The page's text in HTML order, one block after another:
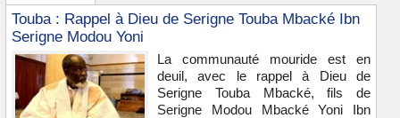
Touba : Rappel à Dieu de Serigne Touba Mbacké Ibn
Serigne Modou Yoni
La communauté mouride est en
deuil, avec le rappel à Dieu de
Serigne Touba Mbacké, fils de
Serigne Modou Mbacké Yoni Ibn